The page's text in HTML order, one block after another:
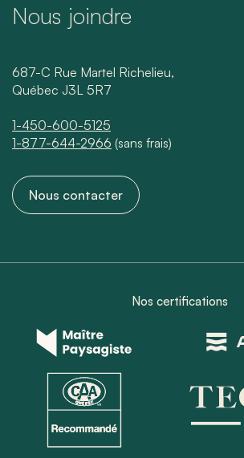
Nous joindre
687-C Rue Martel Richelieu,
Québec J3L 5R7
1-450-600-5125
1-877-644-2966 (sans frais)
Nous contacter
Nos certifications